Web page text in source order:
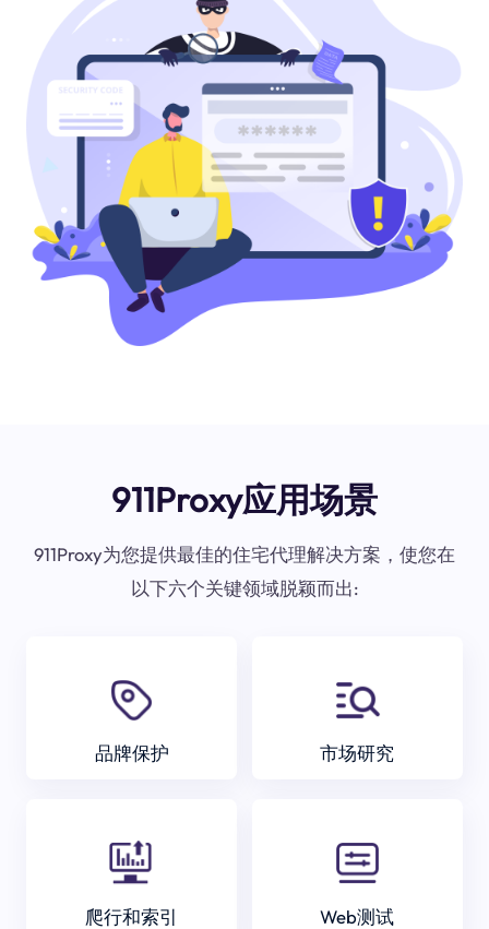
911Proxy应用场景
911Proxy为您提供最佳的住宅代理解决方案，使您在
以下六个关键领域脱颖而出:
品牌保护 市场研究
爬行和索引 Web测试